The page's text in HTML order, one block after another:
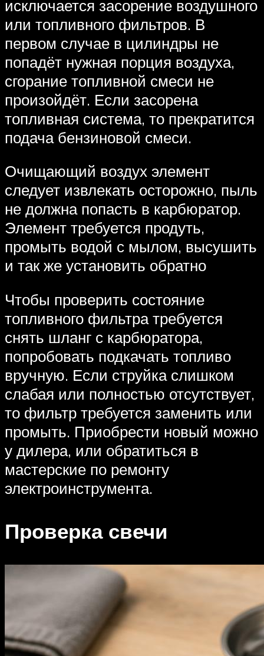
исключается засорение воздушного
или топливного фильтров. В
первом случае в цилиндры не
попадёт нужная порция воздуха,
сгорание топливной смеси не
произойдёт. Если засорена
топливная система, то прекратится
подача бензиновой смеси.
Очищающий воздух элемент
следует извлекать осторожно, пыль
не должна попасть в карбюратор.
Элемент требуется продуть,
промыть водой с мылом, высушить
и так же установить обратно
Чтобы проверить состояние
топливного фильтра требуется
снять шланг с карбюратора,
попробовать подкачать топливо
вручную. Если струйка слишком
слабая или полностью отсутствует,
то фильтр требуется заменить или
промыть. Приобрести новый можно
у дилера, или обратиться в
мастерские по ремонту
электроинструмента.
Проверка свечи